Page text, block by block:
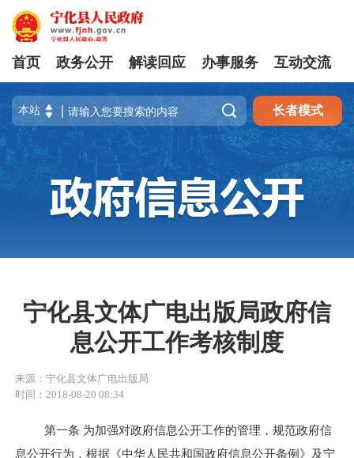
首页 政务公开 解读回应 办事服务 互动交流
 长者模式
宁化县文体广电出版局政府信
息公开工作考核制度
来源：宁化县文体广电出版局
时间：2018-08-20 08:34
第一条 为加强对政府信息公开工作的管理，规范政府信
息公开行为，根据《中华人民共和国政府信息公开条例》及宁